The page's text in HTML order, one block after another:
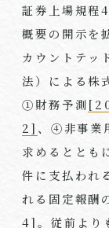
証券上場規程
概要の開示を
カウントテッ
法）による株
①財務予測
2]、④非事業
求めるととも
件に支払われ
れる固定報酬
4]。従前より